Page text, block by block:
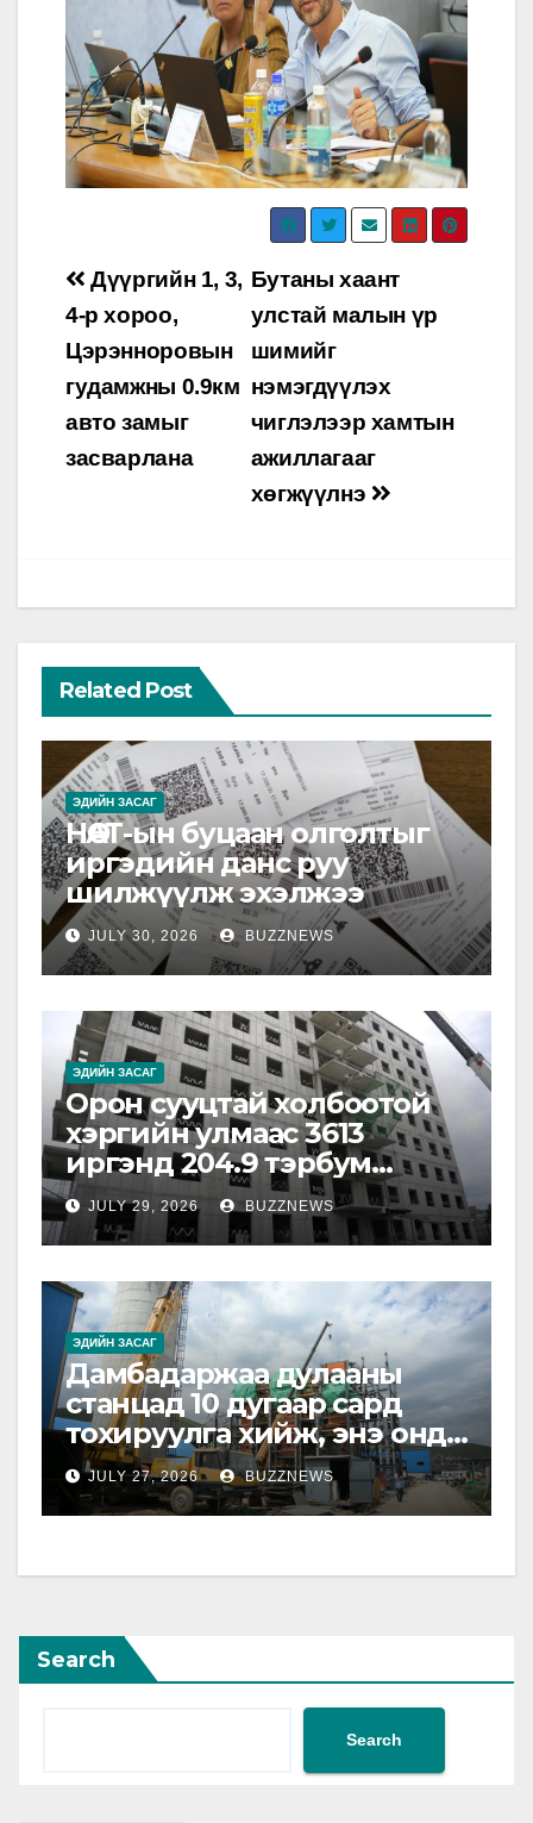
Post
navigation
Бутаны хаант
улстай малын үр
шимийг
нэмэгдүүлэх
чиглэлээр хамтын
ажиллагааг
хөгжүүлнэ
Дүүргийн 1, 3,
4-р хороо,
Цэрэнноровын
гудамжны 0.9км
авто замыг
засварлана
Related Post
ЭДИЙН ЗАСАГ
НӨАТ-ын буцаан олголтыг
иргэдийн данс руу
шилжүүлж эхэлжээ
JULY 30, 2026 BUZZNEWS
ЭДИЙН ЗАСАГ
Орон сууцтай холбоотой
хэргийн улмаас 3613
иргэнд 204.9 тэрбум
төгрөгийн хохирол
учирчээ
JULY 29, 2026 BUZZNEWS
ЭДИЙН ЗАСАГ
Дамбадаржаа дулааны
станцад 10 дугаар сард
тохируулга хийж, энэ онд
ашиглалтад оруулна
JULY 27, 2026 BUZZNEWS
Search
Search